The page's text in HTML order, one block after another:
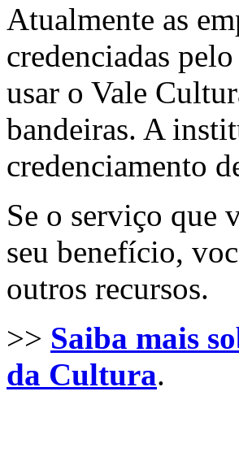
Atualmente as
credenciadas
usar o Vale
bandeiras. A
credenciamento
Se o serviço que
seu benefício,
outros recursos.
>> Saiba mais
da Cultura.